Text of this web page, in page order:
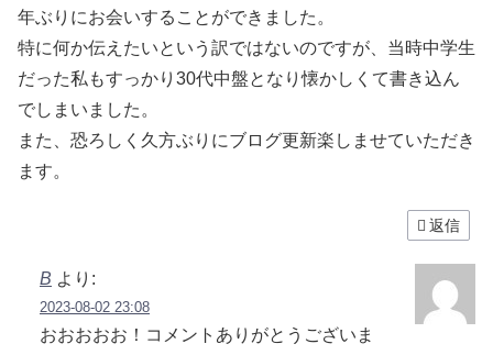
年ぶりにお会いすることができました。
特に何か伝えたいという訳ではないのですが、当時中学生
だった私もすっかり30代中盤となり懐かしくて書き込ん
でしまいました。
また、恐ろしく久方ぶりにブログ更新楽しませていただき
ます。
返信
B より:
2023-08-02 23:08
おおおおお！コメントありがとうございま